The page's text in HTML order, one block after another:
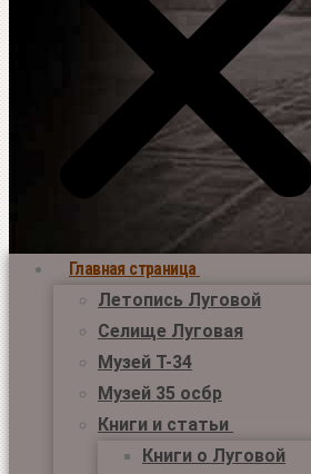
Главная страница
Летопись Луговой
Селище Луговая
Музей Т-34
Музей 35 осбр
Книги и статьи
Книги о Луговой